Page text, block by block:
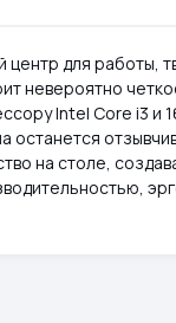
для работы,
невероятно
Intel Core i3 и
останется
на столе,